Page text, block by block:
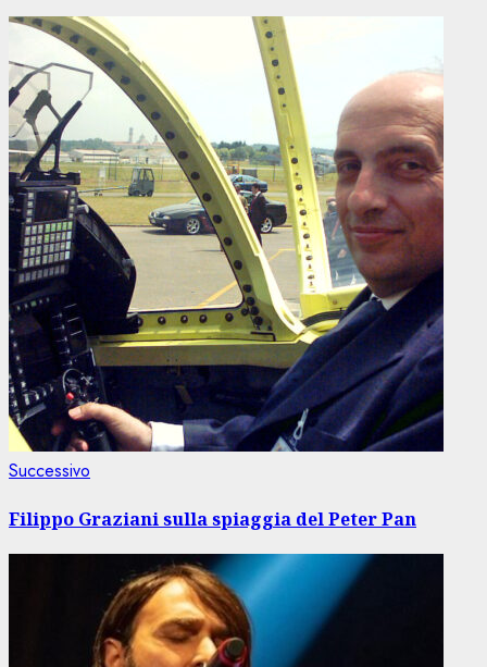
Successivo
Filippo Graziani sulla spiaggia del Peter Pan